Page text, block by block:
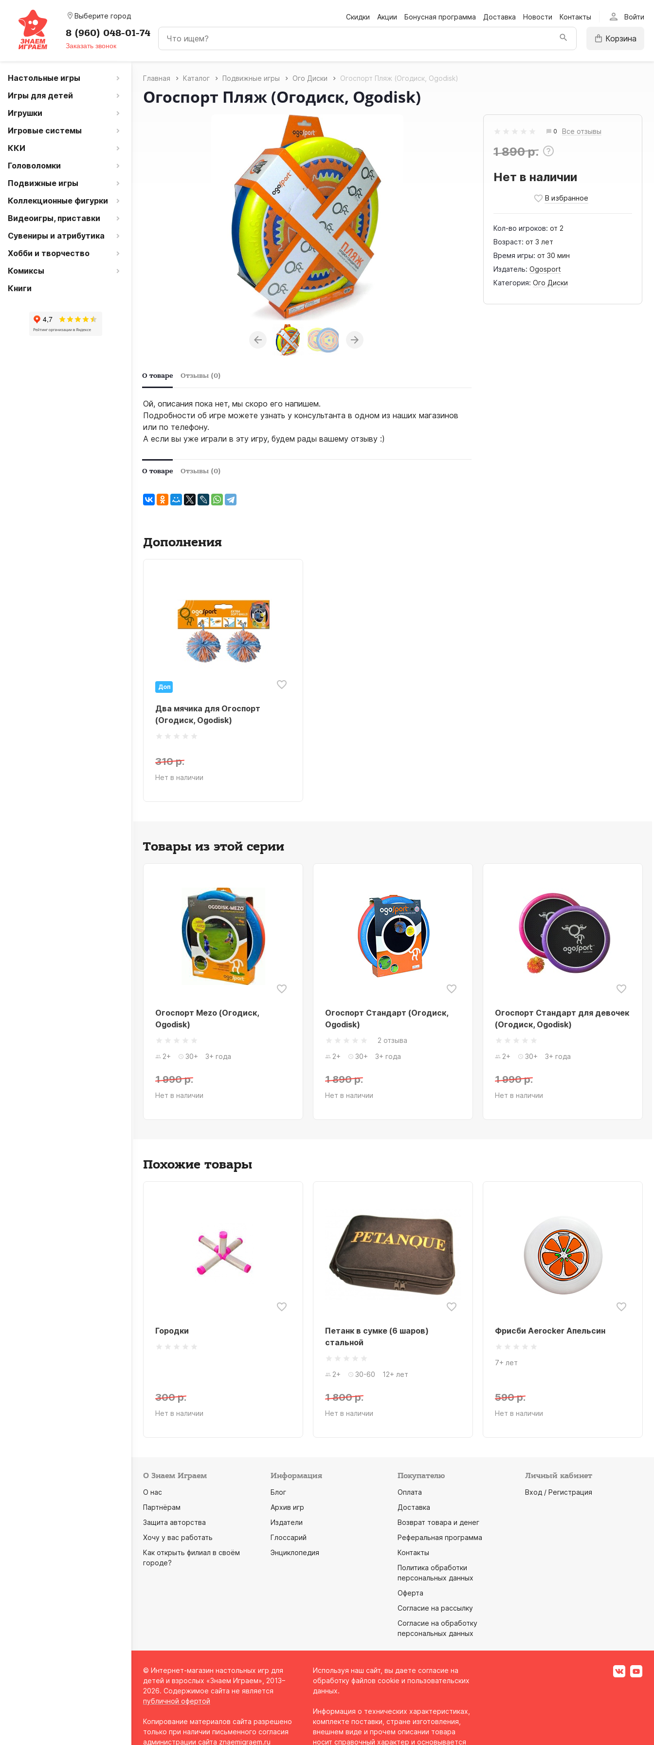
room Выберите город Скидки Акции Бонусная программа Доставка Новости Контакты person Войти
8 (960) 048-01-74
Заказать звонок
Корзина
Настольные игры
Игры для детей
Игрушки
Игровые системы
ККИ
Головоломки
Подвижные игры
Коллекционные фигурки
Видеоигры, приставки
Сувениры и атрибутика
Хобби и творчество
Комиксы
Книги
Главная Каталог Подвижные игры Ого Диски Огоспорт Пляж (Огодиск, Ogodisk)
Огоспорт Пляж (Огодиск, Ogodisk)
0 Все отзывы
1 890 р.
Нет в наличии
Кол-во игроков: от 2
Возраст: от 3 лет
Время игры: от 30 мин
Издатель: Ogosport
Категория: Ого Диски
О товаре Отзывы (0)
Ой, описания пока нет, мы скоро его напишем.
Подробности об игре можете узнать у консультанта в одном из наших магазинов
или по телефону.
А если вы уже играли в эту игру, будем рады вашему отзыву :)
О товаре Отзывы (0)
Дополнения
Доп
Два мячика для Огоспорт
(Огодиск, Ogodisk)
310 р.
Нет в наличии
Товары из этой серии
Огоспорт Mezo (Огодиск,
Ogodisk)
2+ 30+ 3+ года
1 990 р.
Нет в наличии
Огоспорт Стандарт (Огодиск,
Ogodisk)
2 отзыва
2+
30+ 3+ года
1 890 р.
Нет в наличии
Огоспорт Стандарт для девочек
(Огодиск, Ogodisk)
2+ 30+ 3+ года
1 990 р.
Нет в наличии
Похожие товары
Городки
300 р.
Нет в наличии
Петанк в сумке (6 шаров)
стальной
2+ 30-60 12+ лет
1 800 р.
Нет в наличии
Фрисби Aerocker Апельсин
7+ лет
590 р.
Нет в наличии
О Знаем Играем
О нас
Партнёрам
Защита авторства
Хочу у вас работать
Как открыть филиал в своём
городе?
Информация
Блог
Архив игр
Издатели
Глоссарий
Энциклопедия
Покупателю
Оплата
Доставка
Возврат товара и денег
Реферальная программа
Контакты
Политика обработки
персональных данных
Оферта
Согласие на рассылку
Согласие на обработку
персональных данных
Личный кабинет
Вход / Регистрация
© Интернет-магазин настольных игр для
детей и взрослых «Знаем Играем», 2013–
2026. Содержимое сайта не является
публичной офертой
Копирование материалов сайта разрешено
только при наличии письменного согласия
администрации сайта znaemigraem.ru
Используя наш сайт, вы даете согласие на
обработку файлов cookie и пользовательских
данных.
Информация о технических характеристиках,
комплекте поставки, стране изготовления,
внешнем виде и прочем описании товара
носит справочный характер и основывается